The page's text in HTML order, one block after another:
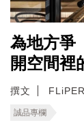
為地方爭
開空間裡
撰文 FLiPER
誠品專欄